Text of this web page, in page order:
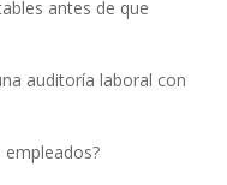
antes de que
auditoría laboral con